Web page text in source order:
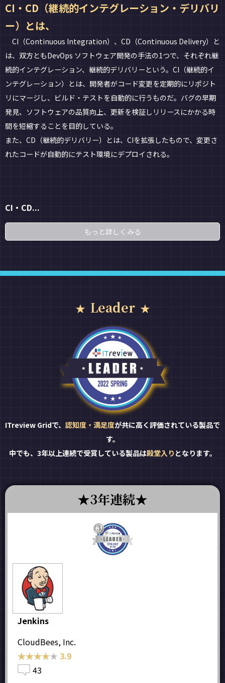
CI・CD（継続的インテグレーション・デリバリ
ー）とは、
CI（Continuous Integration）、CD（Continuous Delivery）と
は、双方ともDevOps ソフトウェア開発の手法の1つで、それぞれ継
続的インテグレーション、継続的デリバリーという。CI（継続的イ
ンテグレーション）とは、開発者がコード変更を定期的にリポジト
リにマージし、ビルド・テストを自動的に行うものだ。バグの早期
発見、ソフトウェアの品質向上、更新を検証しリリースにかかる時
間を短縮することを目的している。
また、CD（継続的デリバリー）とは、CIを拡張したもので、変更さ
れたコードが自動的にテスト環境にデプロイされる。
CI・CD...
もっと詳しくみる
Leader
ITreview Gridで、 認知度・満足度が共に高く評価されている製品で
す。
中でも、3年以上連続で受賞している製品は殿堂入り となります。
3年連続
Jenkins
CloudBees, Inc.
★★★★★
★★★★★ 3.9
43